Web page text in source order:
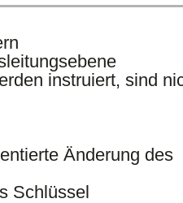
instruiert, sind
Änderung des
Schlüssel